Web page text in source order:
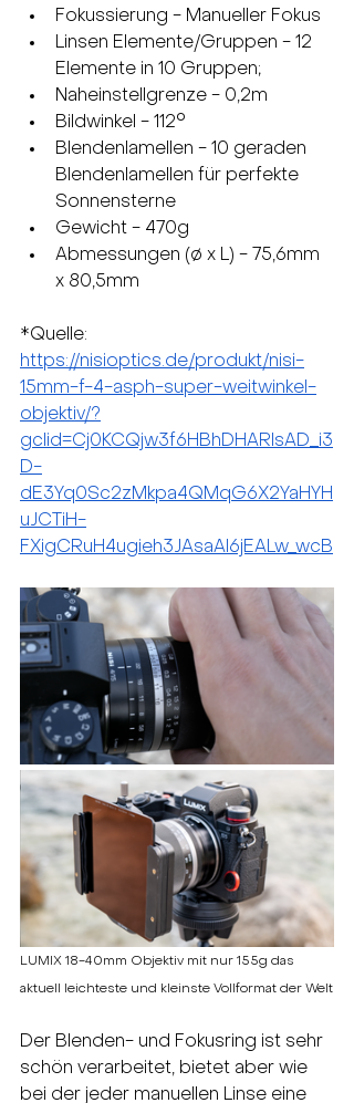
Fokussierung - Manueller Fokus
Linsen Elemente/Gruppen - 12
Elemente in 10 Gruppen;
Naheinstellgrenze - 0,2m
Bildwinkel - 112°
Blendenlamellen - 10 geraden
Blendenlamellen für perfekte
Sonnensterne
Gewicht - 470g
Abmessungen (ø x L) - 75,6mm
x 80,5mm
*Quelle:
https://nisioptics.de/produkt/nisi-
15mm-f-4-asph-super-weitwinkel-
objektiv/?
gclid=Cj0KCQjw3f6HBhDHARIsAD_i3
D-
dE3Yq0Sc2zMkpa4QMqG6X2YaHYH
uJCTiH-
FXigCRuH4ugieh3JAsaAl6jEALw_wcB
LUMIX 18-40mm Objektiv mit nur 155g das
aktuell leichteste und kleinste Vollformat der Welt
Der Blenden- und Fokusring ist sehr
schön verarbeitet, bietet aber wie
bei der jeder manuellen Linse eine